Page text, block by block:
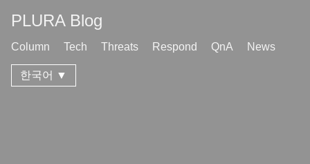
PLURA Blog
Column Tech Threats Respond QnA News
한국어 ▼